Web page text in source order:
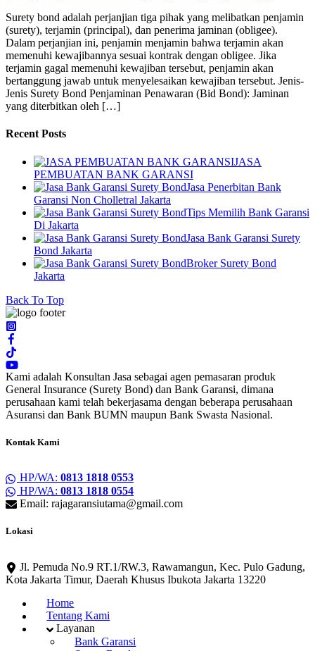
Surety bond adalah perjanjian tiga pihak yang melibatkan penjamin
(surety), terjamin (principal), dan penerima jaminan (obligee).
Dalam perjanjian ini, penjamin menjamin bahwa terjamin akan
memenuhi kewajibannya sesuai kontrak dengan obligee. Jika
terjamin gagal memenuhi kewajiban tersebut, penjamin akan
bertanggung jawab untuk menyelesaikan kewajiban tersebut. Jenis-
Jenis Surety Bond Penjaminan Penawaran (Bid Bond): Jaminan
yang diterbitkan oleh […]
Recent Posts
JASA
PEMBUATAN BANK GARANSI
Jasa Penerbitan Bank
Garansi Non Cholletral Jakarta
Tips Memilih Bank Garansi
Di Jakarta
Jasa Bank Garansi Surety
Bond Jakarta
Broker Surety Bond
Jakarta
Back To Top
Kami adalah Konsultan Jasa sebagai agen pemasaran produk
General Insurance (Surety Bond) dan Bank Garansi, dimana
perusahaan kami telah bekerjasama dengan beberapa perusahaan
Asuransi dan Bank BUMN maupun Bank Swasta Nasional.
Kontak Kami
HP/WA: 0813 1818 0553
HP/WA: 0813 1818 0554
Email: rajagaransiutama@gmail.com
Lokasi
Jl. Pemuda No.9 RT.1/RW.3, Rawamangun, Kec. Pulo Gadung,
Kota Jakarta Timur, Daerah Khusus Ibukota Jakarta 13220
Home
Tentang Kami
Layanan
Bank Garansi